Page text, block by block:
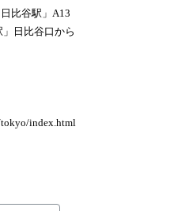
比谷駅」A13
日比谷口から
index.html